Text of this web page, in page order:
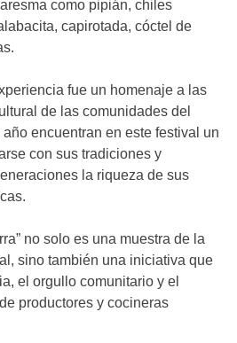
como pipián, chiles
capirotada, cóctel de
fue un homenaje a las
de las comunidades del
encuentran en este festival un
con sus tradiciones y
la riqueza de sus
no solo es una muestra de la
sino también una iniciativa que
el orgullo comunitario y el
productores y cocineras